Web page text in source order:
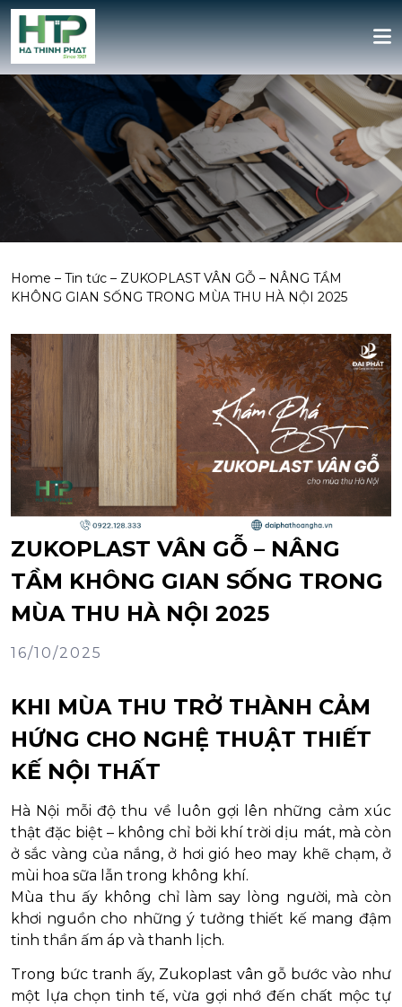
Home – Tin tức – ZUKOPLAST VÂN GỖ – NÂNG TẦM
KHÔNG GIAN SỐNG TRONG MÙA THU HÀ NỘI 2025
ZUKOPLAST VÂN GỖ – NÂNG
TẦM KHÔNG GIAN SỐNG TRONG
MÙA THU HÀ NỘI 2025
16/10/2025
KHI MÙA THU TRỞ THÀNH CẢM
HỨNG CHO NGHỆ THUẬT THIẾT
KẾ NỘI THẤT
Hà Nội mỗi độ thu về luôn gợi lên những cảm xúc
thật đặc biệt – không chỉ bởi khí trời dịu mát, mà còn
ở sắc vàng của nắng, ở hơi gió heo may khẽ chạm, ở
mùi hoa sữa lẫn trong không khí.
Mùa thu ấy không chỉ làm say lòng người, mà còn
khơi nguồn cho những ý tưởng thiết kế mang đậm
tinh thần ấm áp và thanh lịch.
Trong bức tranh ấy, Zukoplast vân gỗ bước vào như
một lựa chọn tinh tế, vừa gợi nhớ đến chất mộc tự